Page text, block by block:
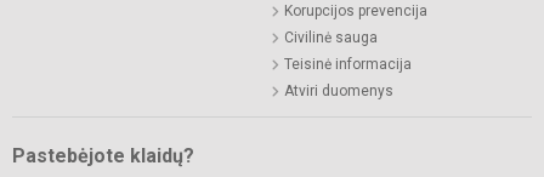
Korupcijos prevencija
Civilinė sauga
Teisinė informacija
Atviri duomenys
Pastebėjote klaidų?